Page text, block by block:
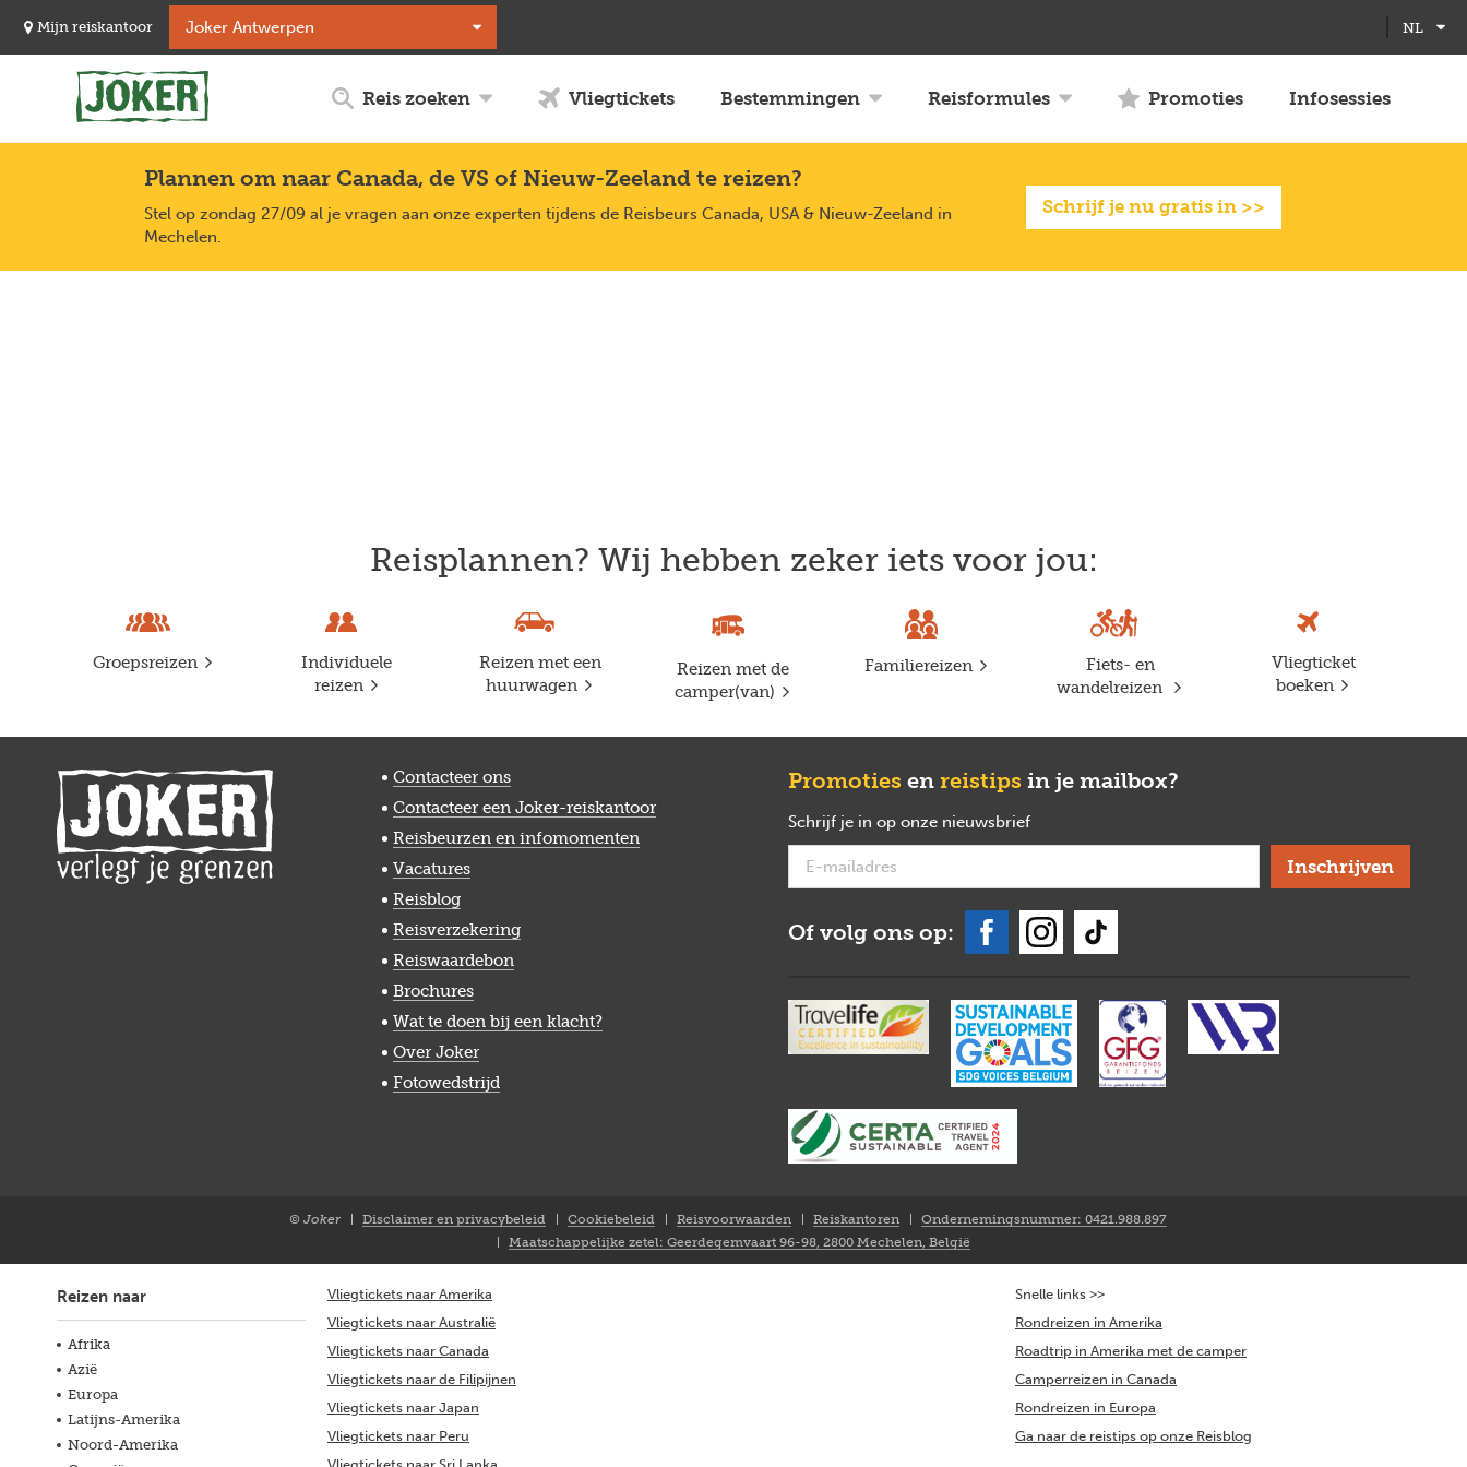
naar
Mijn reiskantoor NL
Reis zoeken Vliegtickets Bestemmingen Reisformules Promoties Infosessies
Plannen om naar Canada, de VS of Nieuw-Zeeland te reizen?
Stel op zondag 27/09 al je vragen aan onze experten tijdens de Reisbeurs Canada, USA & Nieuw-Zeeland in
Mechelen.
Schrijf je nu gratis in >>
Reisplannen? Wij hebben zeker iets voor jou:
Groepsreizen
Individuele
reizen
Reizen met een
huurwagen
Reizen met de
camper(van)
Familiereizen
Fiets- en
wandelreizen
Vliegticket
boeken
Contacteer ons
Contacteer een Joker-reiskantoor
Reisbeurzen en infomomenten
Vacatures
Reisblog
Reisverzekering
Reiswaardebon
Brochures
Wat te doen bij een klacht?
Over Joker
Fotowedstrijd
Promoties en reistips in je mailbox?
Schrijf je in op onze nieuwsbrief
Of volg ons op:
© Joker
Disclaimer en privacybeleid Cookiebeleid Reisvoorwaarden Reiskantoren
Ondernemingsnummer: 0421.988.897
Maatschappelijke zetel: Geerdegemvaart 96-98, 2800 Mechelen, België
Reizen naar
Afrika
Azië
Europa
Latijns-Amerika
Noord-Amerika
Vliegtickets naar Amerika
Vliegtickets naar Australië
Vliegtickets naar Canada
Vliegtickets naar de Filipijnen
Vliegtickets naar Japan
Vliegtickets naar Peru
Snelle links >>
Rondreizen in Amerika
Roadtrip in Amerika met de camper
Camperreizen in Canada
Rondreizen in Europa
Ga naar de reistips op onze Reisblog